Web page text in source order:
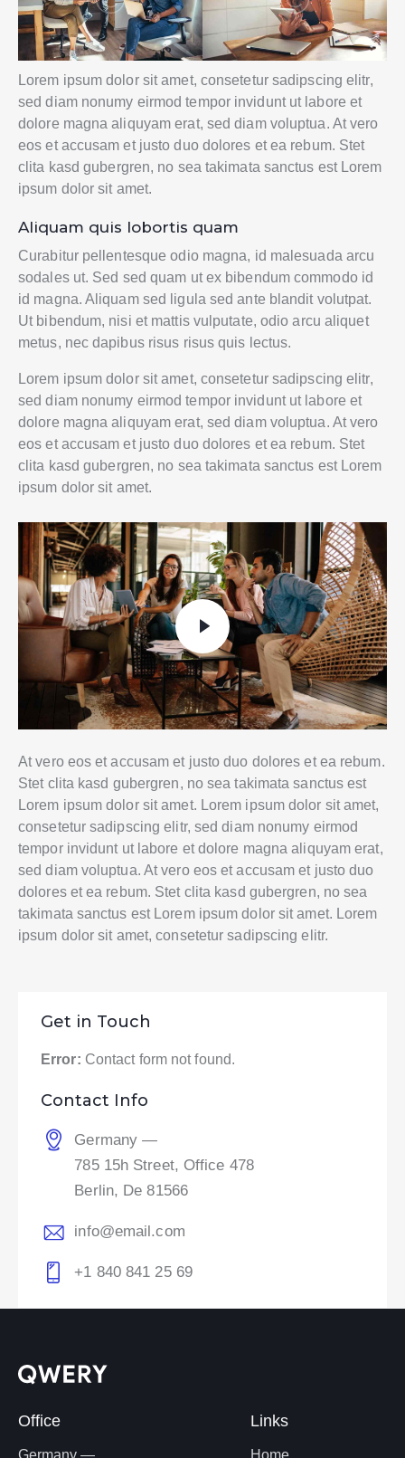
Lorem ipsum dolor sit amet, consetetur sadipscing elitr,
sed diam nonumy eirmod tempor invidunt ut labore et
dolore magna aliquyam erat, sed diam voluptua. At vero
eos et accusam et justo duo dolores et ea rebum. Stet
clita kasd gubergren, no sea takimata sanctus est Lorem
ipsum dolor sit amet.
Aliquam quis lobortis quam
Curabitur pellentesque odio magna, id malesuada arcu
sodales ut. Sed sed quam ut ex bibendum commodo id
id magna. Aliquam sed ligula sed ante blandit volutpat.
Ut bibendum, nisi et mattis vulputate, odio arcu aliquet
metus, nec dapibus risus risus quis lectus.
Lorem ipsum dolor sit amet, consetetur sadipscing elitr,
sed diam nonumy eirmod tempor invidunt ut labore et
dolore magna aliquyam erat, sed diam voluptua. At vero
eos et accusam et justo duo dolores et ea rebum. Stet
clita kasd gubergren, no sea takimata sanctus est Lorem
ipsum dolor sit amet.
At vero eos et accusam et justo duo dolores et ea rebum.
Stet clita kasd gubergren, no sea takimata sanctus est
Lorem ipsum dolor sit amet. Lorem ipsum dolor sit amet,
consetetur sadipscing elitr, sed diam nonumy eirmod
tempor invidunt ut labore et dolore magna aliquyam erat,
sed diam voluptua. At vero eos et accusam et justo duo
dolores et ea rebum. Stet clita kasd gubergren, no sea
takimata sanctus est Lorem ipsum dolor sit amet. Lorem
ipsum dolor sit amet, consetetur sadipscing elitr.
Get in Touch
Error: Contact form not found.
Contact Info
Germany —
785 15h Street, Office 478
Berlin, De 81566
info@email.com
+1 840 841 25 69
Office Links